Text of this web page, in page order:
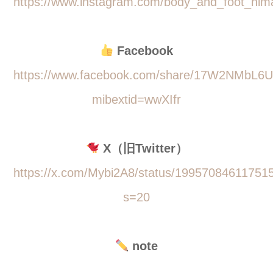
Facebook
https://www.facebook.com/share/
mibextid=wwXIfr
X（旧Twitter）
https://x.com/Mybi2A8/status/
s=20
note